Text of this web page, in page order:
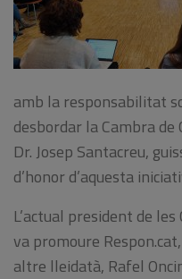
amb la responsabilitat
desbordar la Cambra de
Dr. Josep Santacreu,
d’honor d’aquesta
L’actual president de
va promoure
altre lleidatà, Rafel